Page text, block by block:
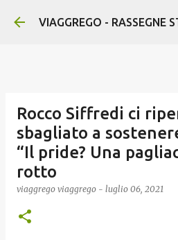
Passa ai contenuti
VIAGGREGO - RASSEGNE
Rocco Siffredi ci
sbagliato a
“Il pride? Una
rotto
viaggrego viaggrego - luglio 06, 2021